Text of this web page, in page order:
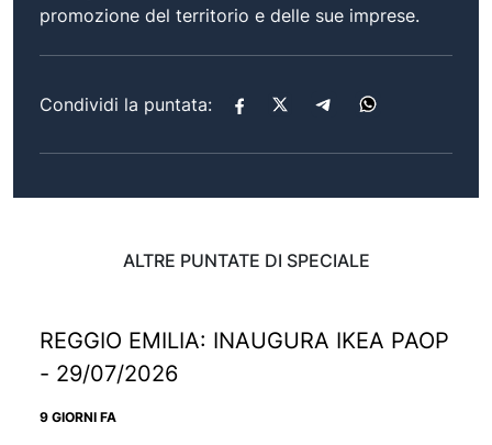
promozione del territorio e delle sue imprese.
Condividi la puntata:
ALTRE PUNTATE DI SPECIALE
REGGIO EMILIA: INAUGURA IKEA PAOP
- 29/07/2026
9 GIORNI FA